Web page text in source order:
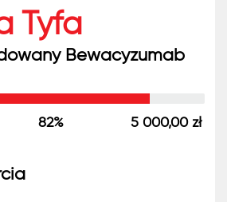
Tyfa
Bewacyzumab
82% 5 000,00 zł